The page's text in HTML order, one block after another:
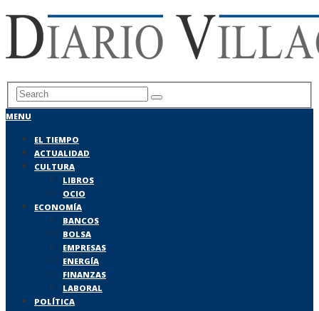
MENU
EL TIEMPO
ACTUALIDAD
CULTURA
LIBROS
OCIO
ECONOMÍA
BANCOS
BOLSA
EMPRESAS
ENERGÍA
FINANZAS
LABORAL
POLÍTICA